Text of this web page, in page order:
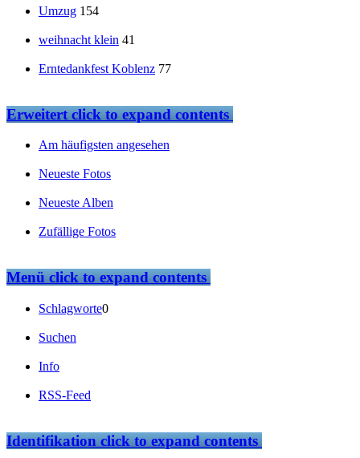
Umzug 154
weihnacht klein 41
Erntedankfest Koblenz 77
Erweitertclick to expand contents
Am häufigsten angesehen
Neueste Fotos
Neueste Alben
Zufällige Fotos
Menüclick to expand contents
Schlagworte0
Suchen
Info
RSS-Feed
Identifikationclick to expand contents